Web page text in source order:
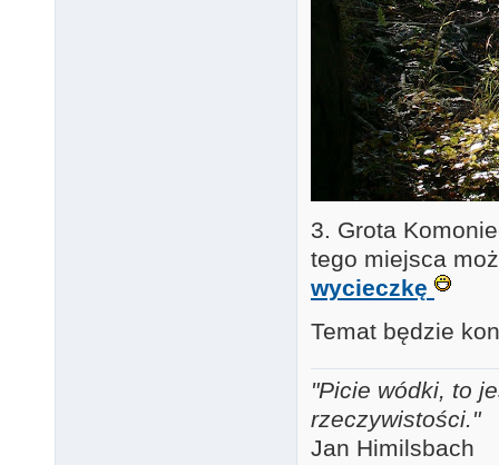
3. Grota
tego miejsca
wycieczkę
Temat będzie
"Picie wódki, to
rzeczywistości."
Jan Himilsbach